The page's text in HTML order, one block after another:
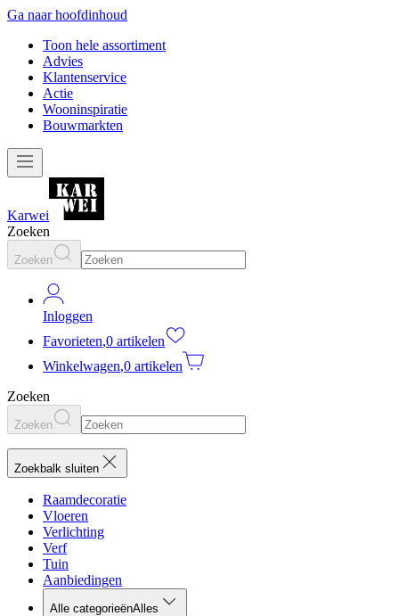
Ga naar hoofdinhoud
Toon hele assortiment
Advies
Klantenservice
Actie
Wooninspiratie
Bouwmarkten
Karwei
Zoeken
Zoeken
Inloggen
Favorieten,0 artikelen
Winkelwagen,0 artikelen
Zoeken
Zoeken
Zoekbalk sluiten
Raamdecoratie
Vloeren
Verlichting
Verf
Tuin
Aanbiedingen
Alle categorieënAlles